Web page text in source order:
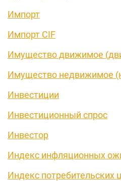
Импорт
Импорт CIF
Имущество движимое
Имущество недвижимое
Инвестиции
Инвестиционный спрос
Инвестор
Индекс инфляционных
Индекс потребительских